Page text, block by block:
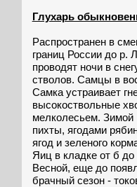
Глухарь
Распространен в
границ России до р.
проводят ночи в
стволов. Самцы в
Самка устраивает
высокоствольные
мелколесьем. Зимой
пихты, ягодами
ягод и зеленого
Яиц в кладке от б
Весной, еще до
брачный сезон -